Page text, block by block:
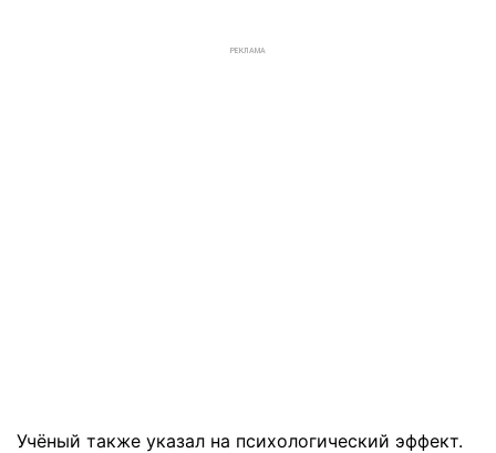
РЕКЛАМА
Учёный также указал на психологический эффект.